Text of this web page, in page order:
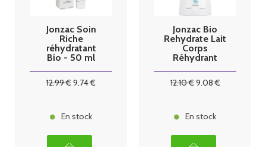
Jonzac Soin
Riche
réhydratant
Bio - 50 ml
12.99€9.74€
En stock
Jonzac Bio
Rehydrate Lait
Corps
Réhydrant
12.10€9.08€
En stock